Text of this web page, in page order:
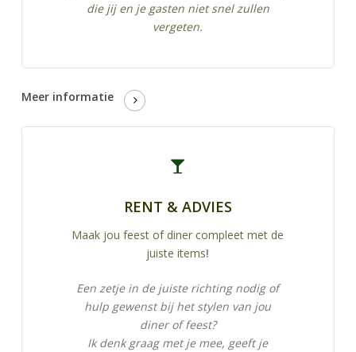
die jij en je gasten niet snel zullen
vergeten.
Meer informatie
RENT & ADVIES
Maak jou feest of diner compleet met de
juiste items!
Een zetje in de juiste richting nodig of
hulp gewenst bij het stylen van jou
diner of feest?
Ik denk graag met je mee, geeft je